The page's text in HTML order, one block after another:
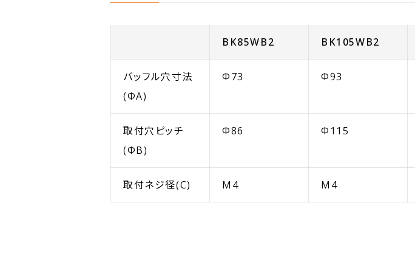
BK85WB2 BK105WB2
バッフル穴寸法
(ΦA)
Φ73 Φ93
取付穴ピッチ
(ΦB)
Φ86 Φ115
取付ネジ径(C) M4 M4